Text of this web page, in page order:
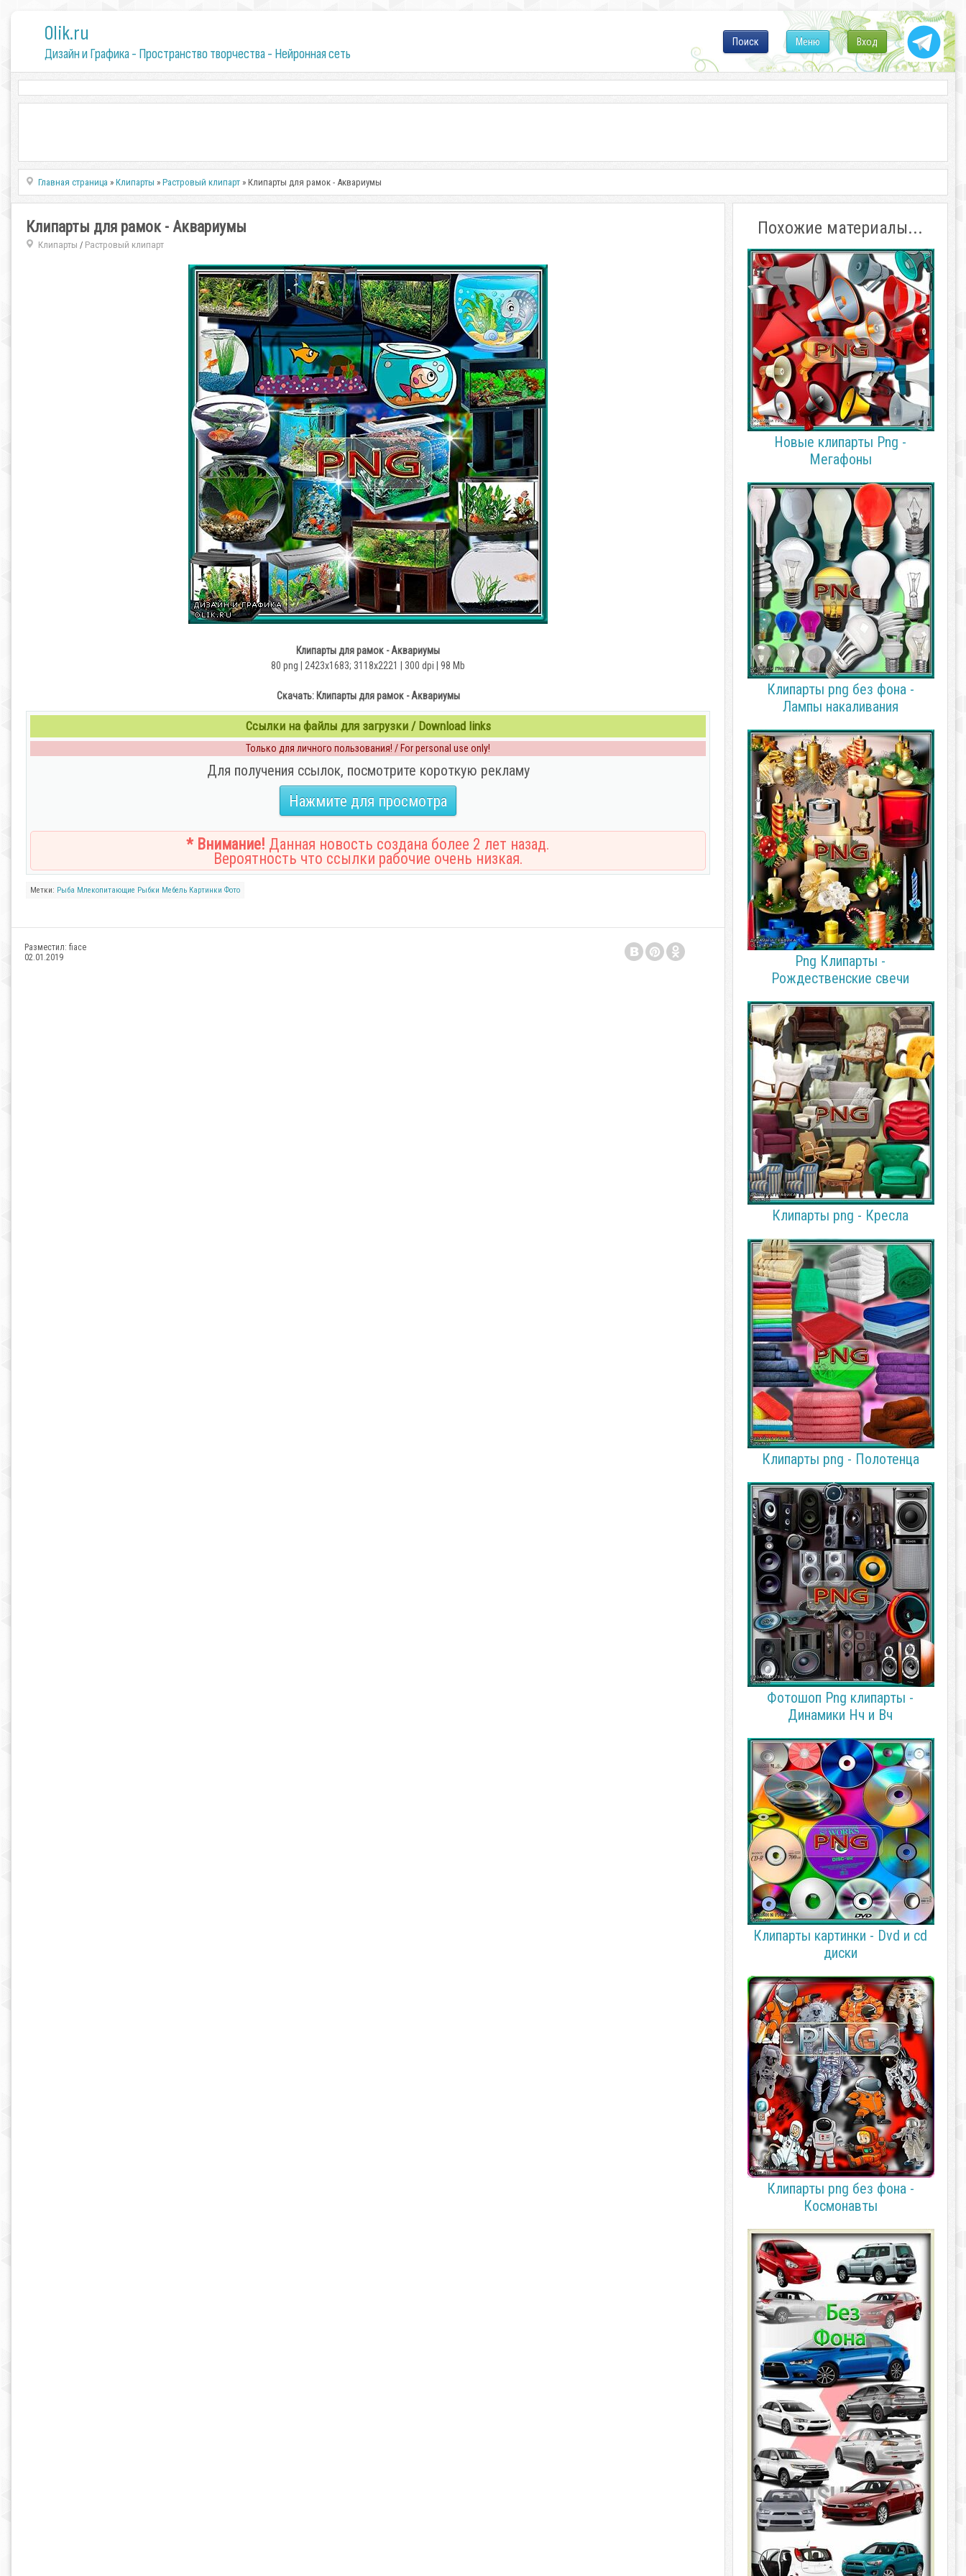
0lik.ru
Дизайн и Графика - Пространство творчества - Нейронная сеть
Вход
Меню
Поиск
Главная страница »Клипарты »Растровый клипарт » Клипарты для рамок - Аквариумы
Клипарты для рамок - Аквариумы
Клипарты / Растровый клипарт
Клипарты для рамок - Аквариумы
80 png | 2423x1683; 3118х2221 | 300 dpi | 98 Mb
Скачать: Клипарты для рамок - Аквариумы
Ссылки на файлы для загрузки / Download links
Только для личного пользования! / For personal use only!
Для получения ссылок, посмотрите короткую рекламу
Нажмите для просмотра
* Внимание! Данная новость создана более 2 лет назад.
Вероятность что ссылки рабочие очень низкая.
Метки: Рыба Млекопитающие Рыбки Мебель Картинки Фото
Разместил: fiace
02.01.2019
Похожие материалы...
Новые клипарты Png -
Мегафоны
Клипарты png без фона -
Лампы накаливания
Png Клипарты -
Рождественские свечи
Клипарты png - Кресла
Клипарты png - Полотенца
Фотошоп Png клипарты -
Динамики Нч и Вч
Клипарты картинки - Dvd и cd
диски
Клипарты png без фона -
Космонавты